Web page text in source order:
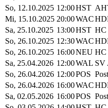
So, 12.10.2025 12:00HST
Mi, 15.10.2025 20:00WAC
Sa, 25.10.2025 13:00HST HC
So, 26.10.2025 12:30WAC
So, 26.10.2025 16:00NEU HC
Sa, 25.04.2026 12:00WAL SV
So, 26.04.2026 12:00POS
So, 26.04.2026 16:00WAC
Sa, 02.05.2026 16:00POS